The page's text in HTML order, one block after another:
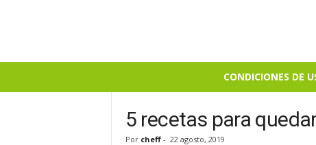
CONDICIONES DE
5 recetas para
Por cheff- 22 agosto, 2019